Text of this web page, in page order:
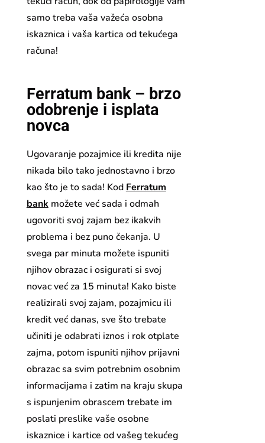
samo treba vaša važeća osobna
iskaznica i vaša kartica od tekućega
računa!
Ferratum bank – brzo
odobrenje i isplata
novca
Ugovaranje pozajmice ili kredita nije
nikada bilo tako jednostavno i brzo
kao što je to sada! Kod Ferratum
bank možete već sada i odmah
ugovoriti svoj zajam bez ikakvih
problema i bez puno čekanja. U
svega par minuta možete ispuniti
njihov obrazac i osigurati si svoj
novac već za 15 minuta! Kako biste
realizirali svoj zajam, pozajmicu ili
kredit već danas, sve što trebate
učiniti je odabrati iznos i rok otplate
zajma, potom ispuniti njihov prijavni
obrazac sa svim potrebnim osobnim
informacijama i zatim na kraju skupa
s ispunjenim obrascem trebate im
poslati preslike vaše osobne
iskaznice i kartice od vašeg tekućeg